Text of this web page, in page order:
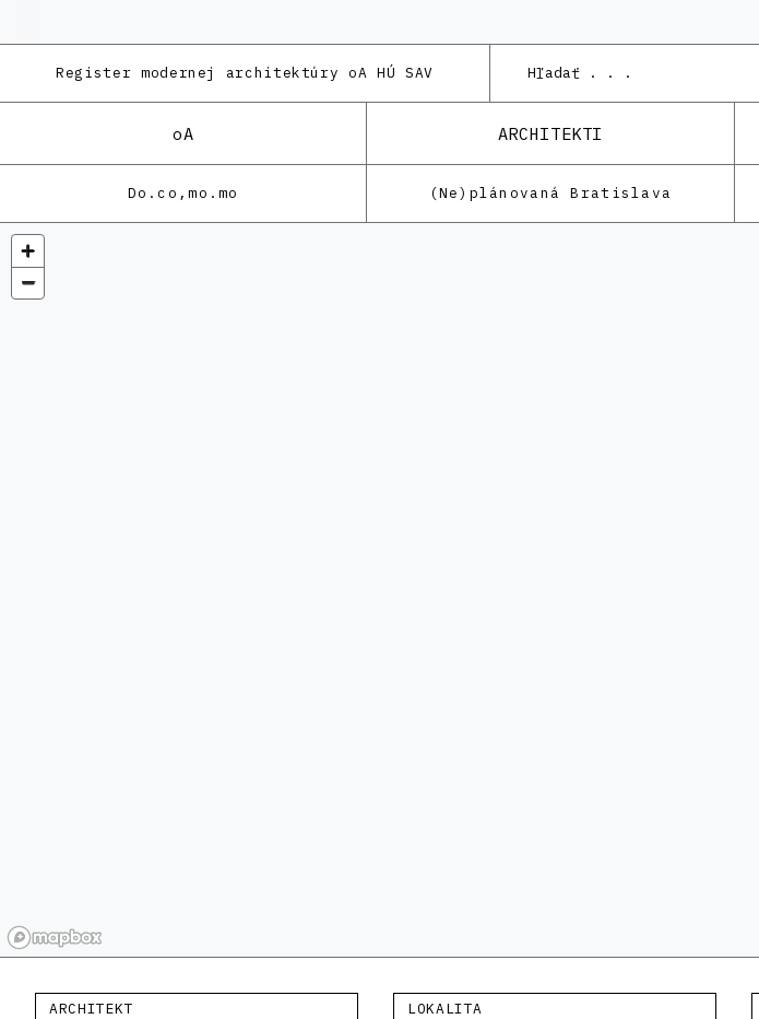
Register modernej architektúry oA HÚ SAV
oA ARCHITEKTI
Do.co,mo.mo (Ne)plánovaná Bratislava
ARCHITEKT LOKALITA